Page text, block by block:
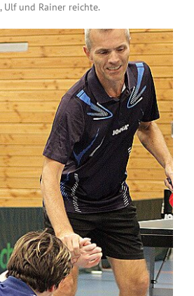
Ulf und Rainer reichte.